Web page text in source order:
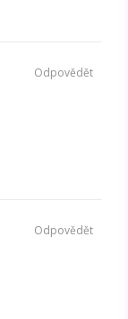
Odpovědět
Odpovědět